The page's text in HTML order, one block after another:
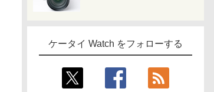
ケータイ Watch をフォローする